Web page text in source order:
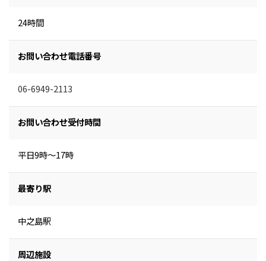
24時間
お問い合わせ電話番号
06-6949-2113
お問い合わせ受付時間
平日9時～17時
最寄り駅
中之島駅
周辺施設